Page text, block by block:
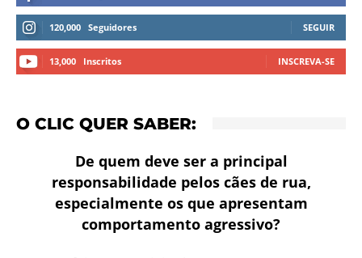
120,000 Seguidores SEGUIR
13,000 Inscritos INSCREVA-SE
O CLIC QUER SABER:
De quem deve ser a principal
responsabilidade pelos cães de rua,
especialmente os que apresentam
comportamento agressivo?